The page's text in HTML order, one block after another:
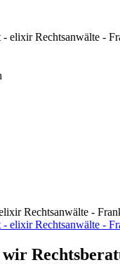
Rechtsanwälte -